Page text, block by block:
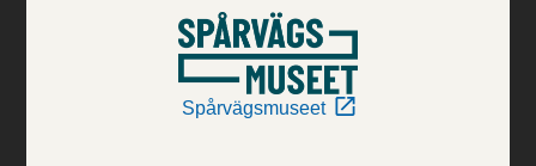
Spårvägsmuseet